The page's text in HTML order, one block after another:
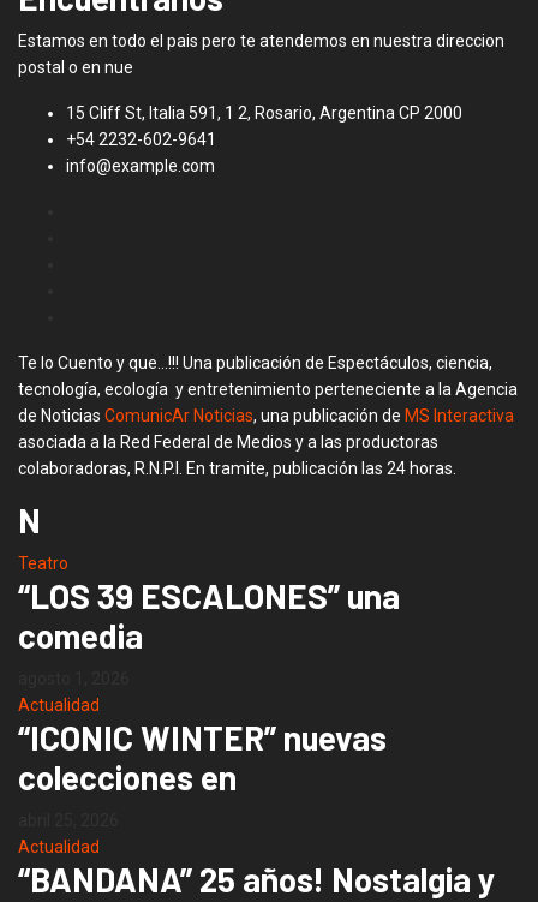
Estamos en todo el pais pero te atendemos en nuestra direccion
postal o en nue
15 Cliff St, Italia 591, 1 2, Rosario, Argentina CP 2000
+54 2232-602-9641
info@example.com
Te lo Cuento y que…!!! Una publicación de Espectáculos, ciencia,
tecnología, ecología y entretenimiento perteneciente a la Agencia
de Noticias ComunicAr Noticias, una publicación de MS Interactiva
asociada a la Red Federal de Medios y a las productoras
colaboradoras, R.N.P.I. En tramite, publicación las 24 horas.
N
Teatro
“LOS 39 ESCALONES” una
comedia
Actualidad
“ICONIC WINTER” nuevas
colecciones en
Actualidad
“BANDANA” 25 años! Nostalgia y